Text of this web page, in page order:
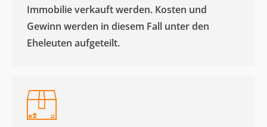
Immobilie verkauft werden. Kosten und
Gewinn werden in diesem Fall unter den
Eheleuten aufgeteilt.​